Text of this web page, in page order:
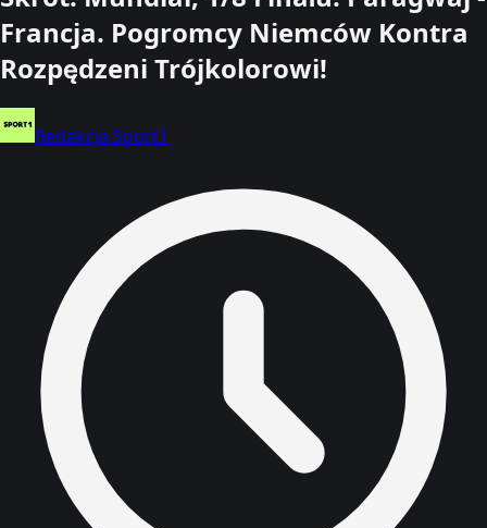
Francja. Pogromcy Niemców Kontra
Rozpędzeni Trójkolorowi!
Redakcja Sport1